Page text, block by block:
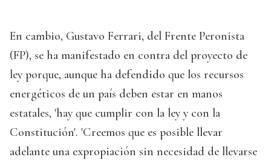
En cambio, Gustavo Ferrari, del Frente Peronista
(FP), se ha manifestado en contra del proyecto de
ley porque, aunque ha defendido que los recursos
energéticos de un país deben estar en manos
estatales, 'hay que cumplir con la ley y con la
Constitución'. 'Creemos que es posible llevar
adelante una expropiación sin necesidad de llevarse